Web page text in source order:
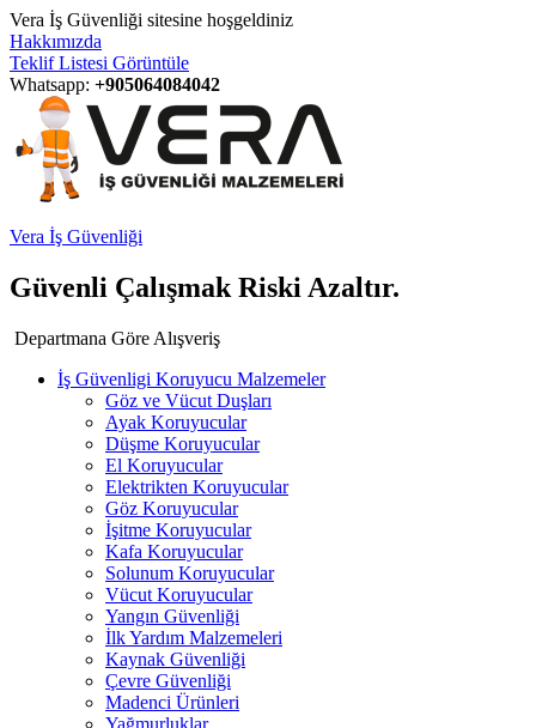
Vera İş Güvenliği sitesine hoşgeldiniz
Hakkımızda
Teklif Listesi Görüntüle
Whatsapp: +905064084042
Vera İş Güvenliği
Güvenli Çalışmak Riski Azaltır.
Departmana Göre Alışveriş
İş Güvenligi Koruyucu Malzemeler
Göz ve Vücut Duşları
Ayak Koruyucular
Düşme Koruyucular
El Koruyucular
Elektrikten Koruyucular
Göz Koruyucular
İşitme Koruyucular
Kafa Koruyucular
Solunum Koruyucular
Vücut Koruyucular
Yangın Güvenliği
İlk Yardım Malzemeleri
Kaynak Güvenliği
Çevre Güvenliği
Madenci Ürünleri
Yağmurluklar